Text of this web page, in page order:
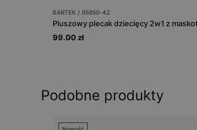
BARTEK / 85850-42
99.00 zł
Podobne produkty